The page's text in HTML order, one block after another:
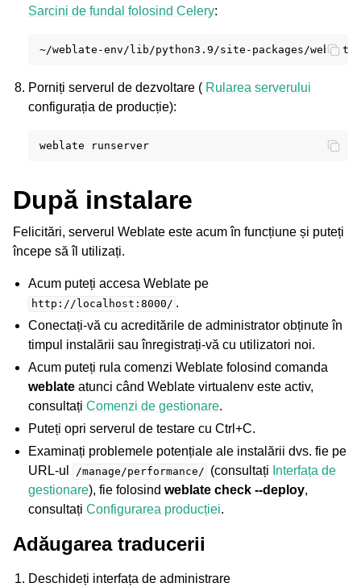
Sarcini de fundal folosind Celery:
~/weblate-env/lib/python3.9/site-packages/
Porniți serverul de dezvoltare ( Rularea serverului
configurația de producție):
weblate
După instalare
Felicitări, serverul Weblate este acum în funcțiune și puteți
începe să îl utilizați.
Acum puteți accesa Weblate pe
http://localhost:8000/ .
Conectați-vă cu acreditările de administrator obținute în
timpul instalării sau înregistrați-vă cu utilizatori noi.
Acum puteți rula comenzi Weblate folosind comanda
weblate atunci când Weblate virtualenv este activ,
consultațiComenzi de gestionare.
Puteți opri serverul de testare cu Ctrl+C.
Examinați problemele potențiale ale instalării dvs. fie pe
URL-ul
/manage/performance/ (consultați Interfața de
gestionare), fie folosindweblate check --deploy,
consultațiConfigurarea producției.
Adăugarea traducerii
Deschideți interfața de administrare